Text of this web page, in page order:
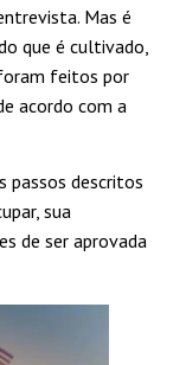
Mas é
que é cultivado,
feitos por
acordo com a
passos descritos
sua
de ser aprovada